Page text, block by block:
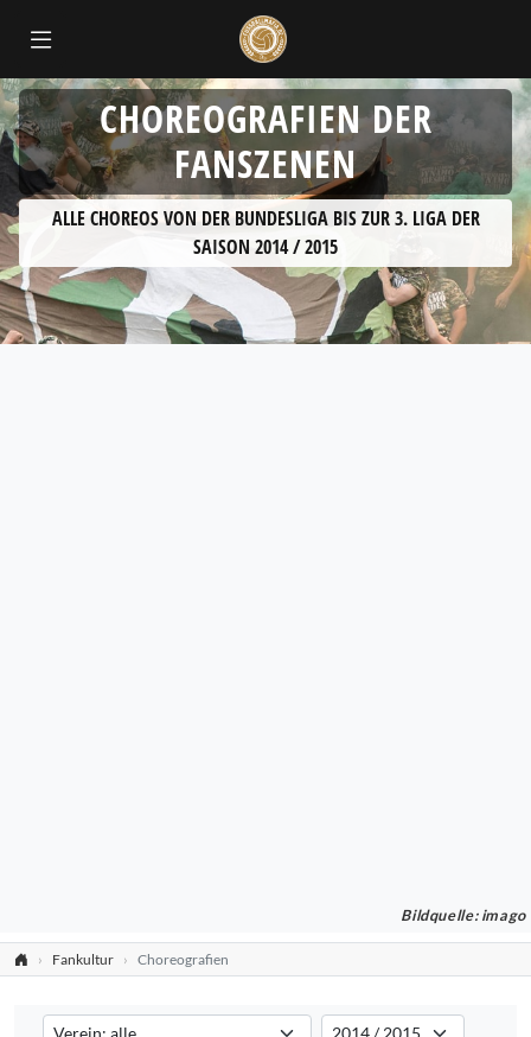
CHOREOGRAFIEN DER
FANSZENEN
ALLE CHOREOS VON DER BUNDESLIGA BIS ZUR 3. LIGA DER
SAISON 2014 / 2015
Bildquelle: imago
Fankultur Choreografien
Verein auswählen
Saison auswählen